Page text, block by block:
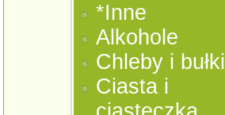
*Inne
Alkohole
Chleby i bułki
Ciasta i